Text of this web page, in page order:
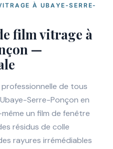
À UBAYE-SERRE-
film vitrage à
—
de tous
Serre-Ponçon en
un film de fenêtre
résidus de colle
rayures irrémédiables